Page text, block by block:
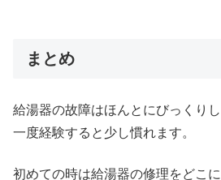
まとめ
給湯器の故障はほんとにびっくりし
一度経験すると少し慣れます。
初めての時は給湯器の修理をどこ